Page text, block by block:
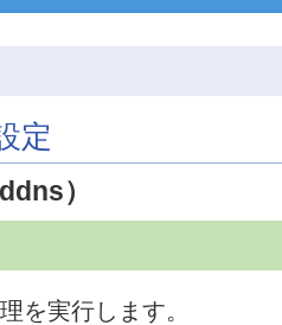
定
）
を実行します。